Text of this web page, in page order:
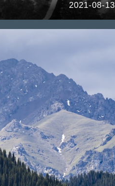
2021-08-13